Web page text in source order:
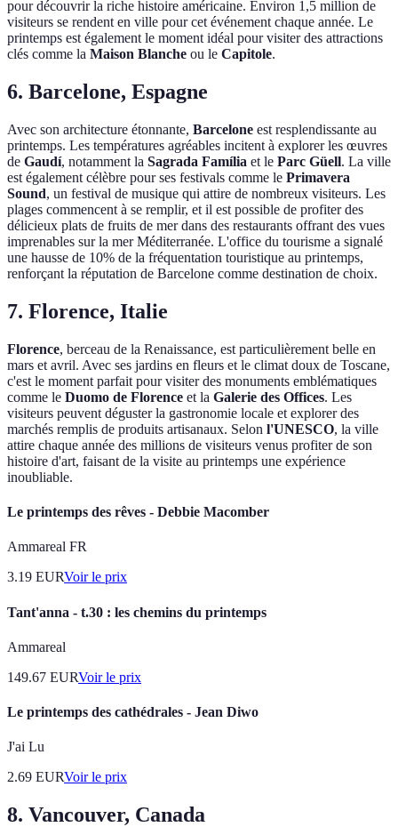
pour découvrir la riche histoire américaine. Environ 1,5 million de
visiteurs se rendent en ville pour cet événement chaque année. Le
printemps est également le moment idéal pour visiter des attractions
clés comme la Maison Blanche ou le Capitole.
6. Barcelone, Espagne
Avec son architecture étonnante, Barcelone est resplendissante au
printemps. Les températures agréables incitent à explorer les œuvres
de Gaudí, notamment la Sagrada Família et le Parc Güell. La ville
est également célèbre pour ses festivals comme le Primavera
Sound, un festival de musique qui attire de nombreux visiteurs. Les
plages commencent à se remplir, et il est possible de profiter des
délicieux plats de fruits de mer dans des restaurants offrant des vues
imprenables sur la mer Méditerranée. L'office du tourisme a signalé
une hausse de 10% de la fréquentation touristique au printemps,
renforçant la réputation de Barcelone comme destination de choix.
7. Florence, Italie
Florence, berceau de la Renaissance, est particulièrement belle en
mars et avril. Avec ses jardins en fleurs et le climat doux de Toscane,
c'est le moment parfait pour visiter des monuments emblématiques
comme le Duomo de Florence et la Galerie des Offices. Les
visiteurs peuvent déguster la gastronomie locale et explorer des
marchés remplis de produits artisanaux. Selon l'UNESCO, la ville
attire chaque année des millions de visiteurs venus profiter de son
histoire d'art, faisant de la visite au printemps une expérience
inoubliable.
Le printemps des rêves - Debbie Macomber
Ammareal FR
3.19 EURVoir le prix
Tant'anna - t.30 : les chemins du printemps
Ammareal
149.67 EURVoir le prix
Le printemps des cathédrales - Jean Diwo
J'ai Lu
2.69 EURVoir le prix
8. Vancouver, Canada